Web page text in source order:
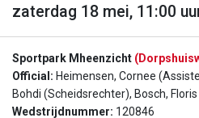
zaterdag 18 mei, 11:00
Sportpark Mheenzicht
Official: Heimensen, Cornee
Bohdi (Scheidsrechter), Bosch,
Wedstrijdnummer: 120846